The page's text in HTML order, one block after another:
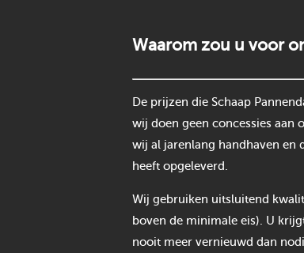
Waarom zou u voor
De prijzen die Schaap
wij doen geen concessies aan
wij al jarenlang handhaven en
heeft opgeleverd.
Wij gebruiken uitsluitend
boven de minimale eis). U
nooit meer vernieuwd dan